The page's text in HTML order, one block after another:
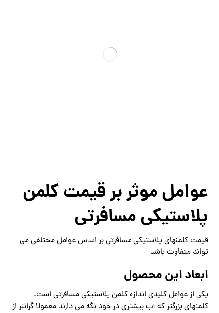
عوامل موثر بر قیمت کلمن
پلاستیکی مسافرتی
قیمت کلمنهای پلاستیکی مسافرتی بر اساس عوامل مختلفی می
تواند متفاوت باشد
ابعاد این محصول
یکی از عوامل کلیدی اندازه کلمن پلاستیکی مسافرتی است.
کلمنهای بزرگتر که آب بیشتری در خود نگه می دارند معمولا گرانتر از